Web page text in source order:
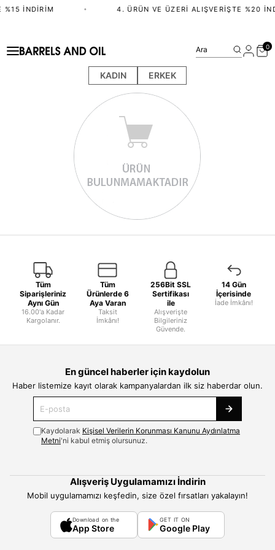
%15 İNDIRIM • 4. ÜRÜN VE ÜZERI ALIŞVERIŞTE %20
KADIN ERKEK
Ara 0
Tüm
Siparişleriniz
Aynı Gün
16.00'a Kadar
Kargolanır.
Tüm
Ürünlerde 6
Aya Varan
Taksit
İmkânı!
256Bit SSL
Sertifikası
ile
Alışverişte
Bilgileriniz
Güvende.
14 Gün
İçerisinde
İade İmkânı!
En güncel haberler için kaydolun
Haber listemize kayıt olarak kampanyalardan ilk siz haberdar olun.
Kaydolarak Kişisel Verilerin Korunması Kanunu Aydınlatma
Metni'ni kabul etmiş olursunuz.
Alışveriş Uygulamamızı İndirin
Mobil uygulamamızı keşfedin, size özel fırsatları yakalayın!
Download on the
App Store
GET IT ON
Google Play